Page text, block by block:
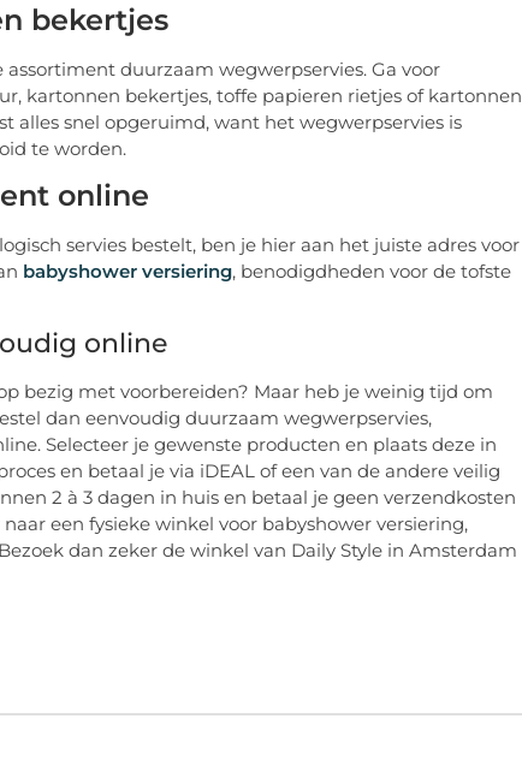
bekertjes
duurzaam wegwerpservies. Ga voor
kartonnen bekertjes, toffe papieren rietjes of kartonnen
alles snel opgeruimd, want het wegwerpservies is
te worden.
online
servies bestelt, ben je hier aan het juiste adres voor
babyshower versiering, benodigdheden voor de tofste
online
bezig met voorbereiden? Maar heb je weinig tijd om
dan eenvoudig duurzaam wegwerpservies,
Selecteer je gewenste producten en plaats deze in
en betaal je via iDEAL of een van de andere veilig
2 à 3 dagen in huis en betaal je geen verzendkosten
een fysieke winkel voor babyshower versiering,
dan zeker de winkel van Daily Style in Amsterdam